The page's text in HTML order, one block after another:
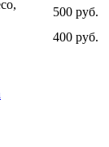
500 руб.
400 руб.